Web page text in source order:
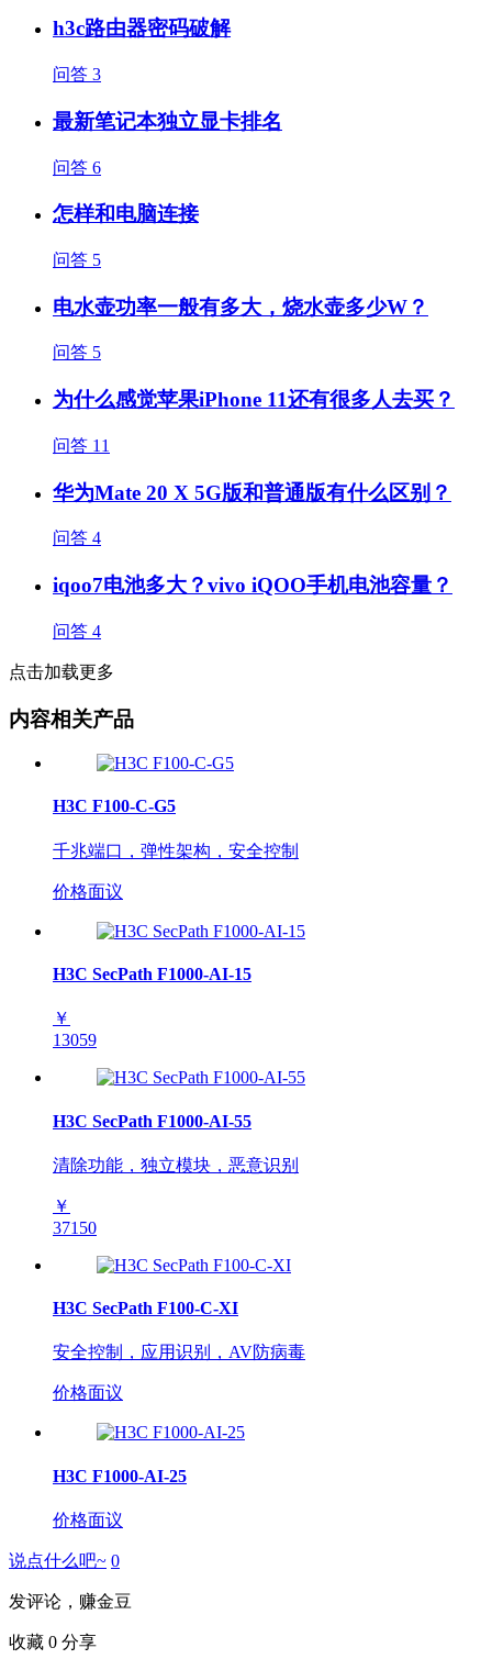
h3c路由器密码破解
问答 3
最新笔记本独立显卡排名
问答 6
怎样和电脑连接
问答 5
电水壶功率一般有多大，烧水壶多少W？
问答 5
为什么感觉苹果iPhone 11还有很多人去买？
问答 11
华为Mate 20 X 5G版和普通版有什么区别？
问答 4
iqoo7电池多大？vivo iQOO手机电池容量？
问答 4
点击加载更多
内容相关产品
H3C F100-C-G5
千兆端口，弹性架构，安全控制
价格面议
H3C SecPath F1000-AI-15
￥
13059
H3C SecPath F1000-AI-55
清除功能，独立模块，恶意识别
￥
37150
H3C SecPath F100-C-XI
安全控制，应用识别，AV防病毒
价格面议
H3C F1000-AI-25
价格面议
说点什么吧~ 0
发评论，赚金豆
收藏 0 分享